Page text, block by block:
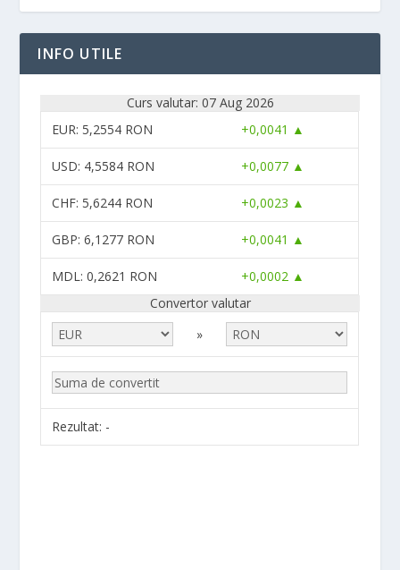
INFO UTILE
Curs valutar: 07 Aug 2026
EUR: 5,2554 RON +0,0041 ▲
USD: 4,5584 RON +0,0077 ▲
CHF: 5,6244 RON +0,0023 ▲
GBP: 6,1277 RON +0,0041 ▲
MDL: 0,2621 RON
+0,0002 ▲
Convertor valutar
»
Rezultat: -